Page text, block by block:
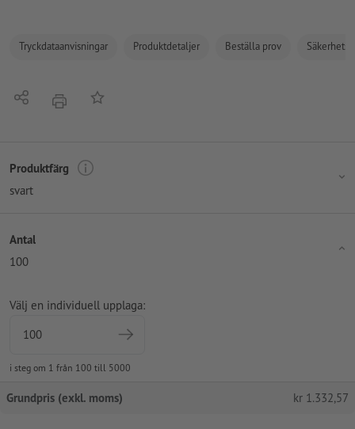
Tryckdataanvisningar Produktdetaljer Beställa prov
Dela erbjudandePå anteckningslistan
Produktfärg
svart
Antal
100
Välj en individuell upplaga:
i steg om 1 från 100 till 5000
Grundpris (exkl. moms) kr 1.332,57